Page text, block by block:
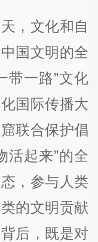
，文化和自
国文明的全
带一路”文化
国际传播大
联合保护倡
活起来”的全
，参与人类
的文明贡献
后，既是对